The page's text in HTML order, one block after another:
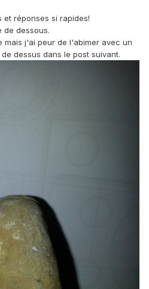
réponses si rapides!
de dessous.
mais j'ai peur de l'abimer avec un
dessus dans le post suivant.